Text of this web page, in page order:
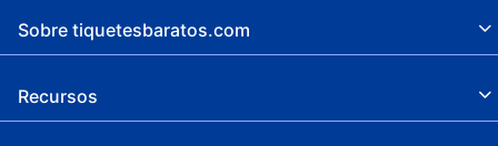
Sobre tiquetesbaratos.com
Recursos